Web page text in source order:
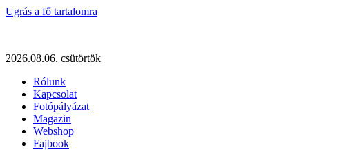
Ugrás a fő tartalomra
2026.08.06. csütörtök
Rólunk
Kapcsolat
Fotópályázat
Magazin
Webshop
Fajbook